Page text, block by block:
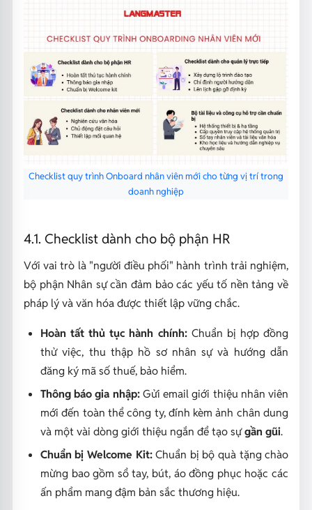
Checklist quy trình Onboard nhân viên mới cho từng vị trí trong
doanh nghiệp
4.1. Checklist dành cho bộ phận HR
Với vai trò là "người điều phối" hành trình trải nghiệm,
bộ phận Nhân sự cần đảm bảo các yếu tố nền tảng về
pháp lý và văn hóa được thiết lập vững chắc.
Hoàn tất thủ tục hành chính:Chuẩn bị hợp đồng
thử việc, thu thập hồ sơ nhân sự và hướng dẫn
đăng ký mã số thuế, bảo hiểm.
Thông báo gia nhập:Gửi email giới thiệu nhân viên
mới đến toàn thể công ty, đính kèm ảnh chân dung
và một vài dòng giới thiệu ngắn để tạo sựgần gũi.
Chuẩn bị Welcome Kit:Chuẩn bị bộ quà tặng chào
mừng bao gồm sổ tay, bút, áo đồng phục hoặc các
ấn phẩm mang đậm bản sắc thương hiệu.